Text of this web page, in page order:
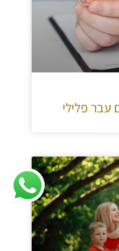
פלילי